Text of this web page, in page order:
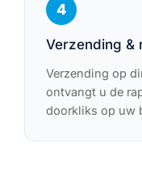
4
Verzending &
Verzending op
ontvangt u de
doorkliks op uw